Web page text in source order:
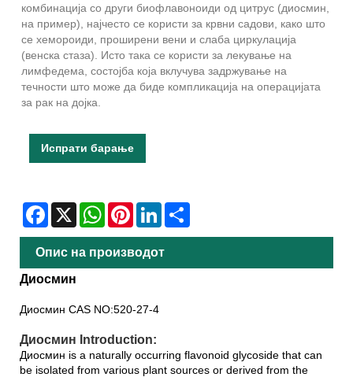
комбинација со други биофлавоноиди од цитрус (диосмин,
на пример), најчесто се користи за крвни садови, како што
се хемороиди, проширени вени и слаба циркулација
(венска стаза). Исто така се користи за лекување на
лимфедема, состојба која вклучува задржување на
течности што може да биде компликација на операцијата
за рак на дојка.
Испрати барање
Facebook
X WhatsAppPinterestLinkedIn
Опис на производот
Диосмин
Диосмин CAS NO:520-27-4
Диосмин Introduction:
Диосмин is a naturally occurring flavonoid glycoside that can
be isolated from various plant sources or derived from the